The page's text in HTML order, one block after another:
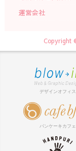
運営会社
Copyright